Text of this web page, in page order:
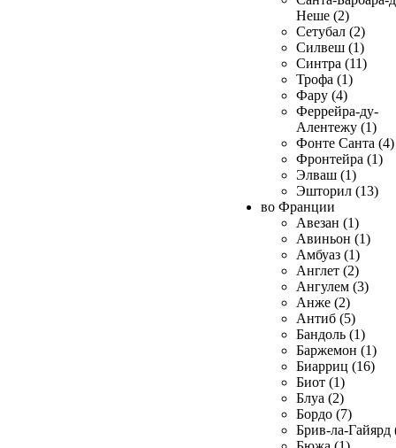
Неше (2)
Сетубал (2)
Силвеш (1)
Синтра (11)
Трофа (1)
Фару (4)
Феррейра-ду-
Алентежу (1)
Фонте Санта (4)
Фронтейра (1)
Элваш (1)
Эшторил (13)
во Франции
Авезан (1)
Авиньон (1)
Амбуаз (1)
Англет (2)
Ангулем (3)
Анже (2)
Антиб (5)
Бандоль (1)
Баржемон (1)
Биарриц (16)
Биот (1)
Блуа (2)
Бордо (7)
Брив-ла-Гайярд